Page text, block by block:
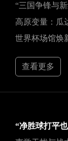
“三国争锋与
世界杯场馆焕
查看更多